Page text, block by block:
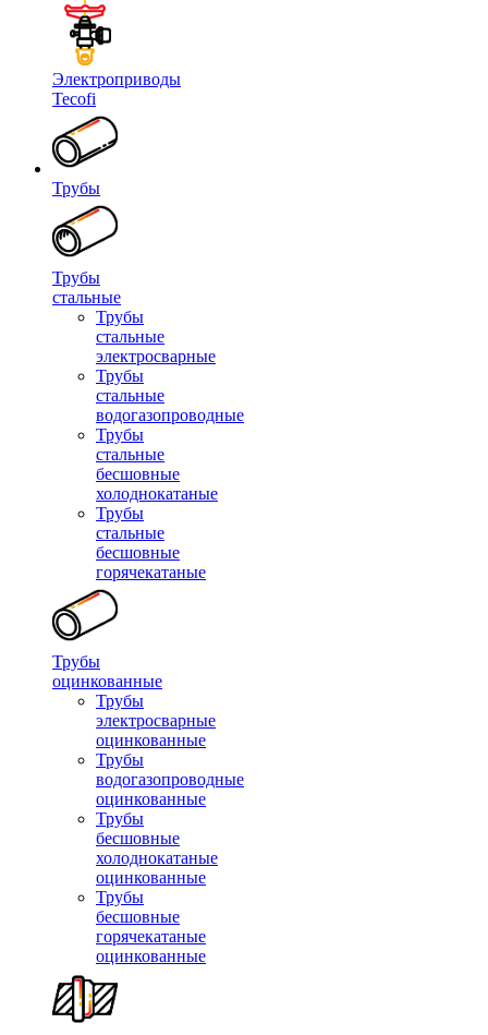
Электроприводы
Tecofi
Трубы
Трубы
стальные
Трубы
стальные
электросварные
Трубы
стальные
водогазопроводные
Трубы
стальные
бесшовные
холоднокатаные
Трубы
стальные
бесшовные
горячекатаные
Трубы
оцинкованные
Трубы
электросварные
оцинкованные
Трубы
водогазопроводные
оцинкованные
Трубы
бесшовные
холоднокатаные
оцинкованные
Трубы
бесшовные
горячекатаные
оцинкованные